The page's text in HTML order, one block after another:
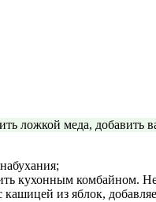
ложкой меда, добавить
кухонным комбайном.
кашицей из яблок,